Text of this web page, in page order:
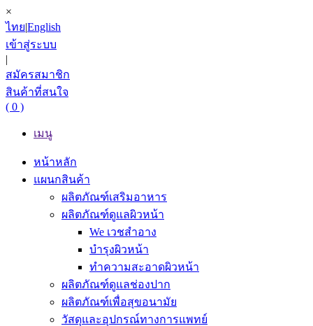
×
ไทย|English
เข้าสู่ระบบ
|
สมัครสมาชิก
สินค้าที่สนใจ
( 0 )
เมนู
หน้าหลัก
แผนกสินค้า
ผลิตภัณฑ์เสริมอาหาร
ผลิตภัณฑ์ดูแลผิวหน้า
We เวชสำอาง
บำรุงผิวหน้า
ทำความสะอาดผิวหน้า
ผลิตภัณฑ์ดูแลช่องปาก
ผลิตภัณฑ์เพื่อสุขอนามัย
วัสดุและอุปกรณ์ทางการแพทย์